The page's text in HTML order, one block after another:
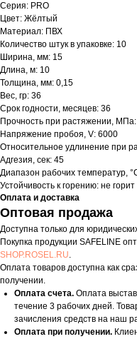
Серия: PRO
Цвет: Жёлтый
Материал: ПВХ
Количество штук в упаковке: 10
Ширина, мм: 15
Длина, м: 10
Толщина, мм: 0,15
Вес, гр: 36
Срок годности, месяцев: 36
Прочность при растяжении,
Напряжение пробоя, V: 6000
Относительное удлинение при
Адгезия, сек: 45
Диапазон рабочих температур,
Устойчивость к горению: не горит
Оплата и доставка
Оптовая продажа
Доступна только для
Покупка продукции SAFELINE
SHOP.ROSEL.RU.
Оплата товаров доступна как
получении.
Оплата счета. Оплата
течение 3 рабочих дней.
зачисления средств на наш
Оплата при получении.